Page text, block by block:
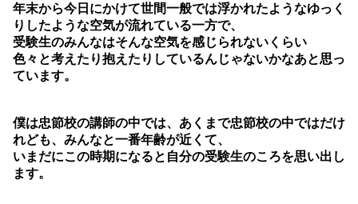
年末から今日にかけて世間一般では浮かれたようなゆっく
りしたような空気が流れている一方で、
受験生のみんなはそんな空気を感じられないくらい
色々と考えたり抱えたりしているんじゃないかなあと思っ
ています。
僕は忠節校の講師の中では、あくまで忠節校の中ではだけ
れども、みんなと一番年齢が近くて、
いまだにこの時期になると自分の受験生のころを思い出し
ます。